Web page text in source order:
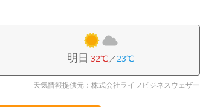
明日 32℃／23℃
天気情報提供元：株式会社ライフビジネスウェザー